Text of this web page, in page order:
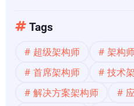
和
交
流
Tags
超级架构师 架构
首席架构师
技术
解决方案架构师